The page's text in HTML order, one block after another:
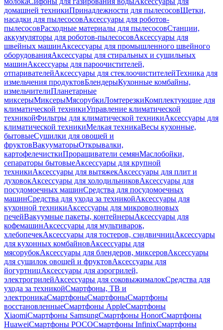
домашней техникиПринадлежности для пылесосовЩетки,
насадки для пылесосовАксессуары для роботов-
пылесосовРасходные материалы для пылесосовСтанции,
аккумуляторы для роботов-пылесосовАксессуары для
швейных машинАксессуары для промышленного швейного
оборудованияАксессуары для стиральных и сушильных
машинАксессуары для пароочистителей,
отпаривателейАксессуары для стеклоочистителейТехника для
измельчения продуктовБлендерыКухонные комбайны,
измельчителиПланетарные
миксерыМиксерыМясорубкиЛомтерезкиКомплектующие для
климатической техникиУправление климатической
техникойФильтры для климатической техникиАксессуары для
климатической техникиМелкая техникаВесы кухонные,
бытовыеСушилки для овощей и
фруктовВакууматорыОткрывалки,
картофелечисткиПроращиватели семянМаслобойки,
сепараторы бытовыеАксессуары для крупной
техникиАксессуары для вытяжекАксессуары для плит и
духовокАксессуары для холодильниковАксессуары для
посудомоечных машинСредства для посудомоечных
машинСредства для ухода за техникойАксессуары для
кухонной техникиАксессуары для микроволновых
печейВакуумные пакеты, контейнерыАксессуары для
кофемашинАксессуары для мультиварок,
хлебопечекАксессуары для тостеров, сэндвичницАксессуары
для кухонных комбайновАксессуары для
мясорубокАксессуары для блендеров, миксеровАксессуары
для сушилок овощей и фруктовАксессуары для
йогуртницАксессуары для аэрогрилей,
электрогрилейАксессуары для соковыжималокСредства для
ухода за техникойСмартфоны, ТВ и
электроникаСмартфоныСмартфоныСмартфоны
восстановленныеСмартфоны AppleСмартфоны
XiaomiСмартфоны SamsungСмартфоны HonorСмартфоны
HuaweiСмартфоны POCOСмартфоны InfinixСмартфоны